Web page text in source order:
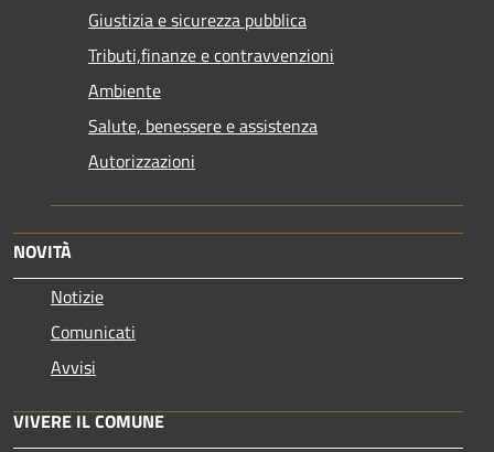
Giustizia e sicurezza pubblica
Tributi,finanze e contravvenzioni
Ambiente
Salute, benessere e assistenza
Autorizzazioni
NOVITÀ
Notizie
Comunicati
Avvisi
VIVERE IL COMUNE